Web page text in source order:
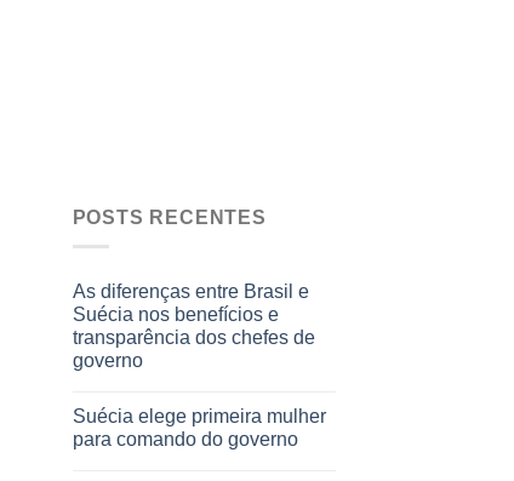
POSTS RECENTES
As diferenças entre Brasil e
Suécia nos benefícios e
transparência dos chefes de
governo
Suécia elege primeira mulher
para comando do governo